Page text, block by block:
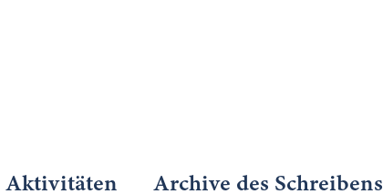
Aktivitäten Archive des Schreibens